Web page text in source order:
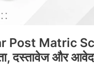
Post Matric
दस्तावेज और